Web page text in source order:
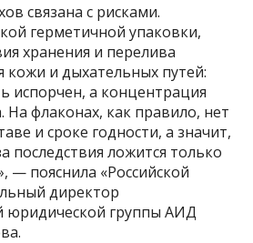
связана с рисками.
герметичной упаковки,
хранения и перелива
кожи и дыхательных путей:
испорчен, а концентрация
На флаконах, как правило, нет
и сроке годности, а значит,
последствия ложится только
— пояснила «Российской
директор
юридической группы АИД